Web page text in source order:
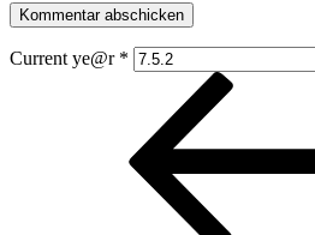
Current ye@r *
Beitragsnavigation